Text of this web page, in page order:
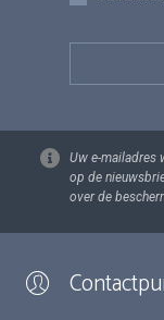
Uw e-mailadres
op de
over de